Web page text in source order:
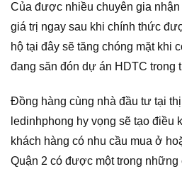
Của được nhiều chuyên gia
giá trị ngay sau khi chính thức
hộ tại đây sẽ tăng chóng mặt khi
đang săn đón dự án HDTC trong
Đồng hàng cùng nhà đầu tư tại
ledinhphong hy vọng sẽ tạo điều
khách hàng có nhu cầu mua ở
Quận 2 có được một trong